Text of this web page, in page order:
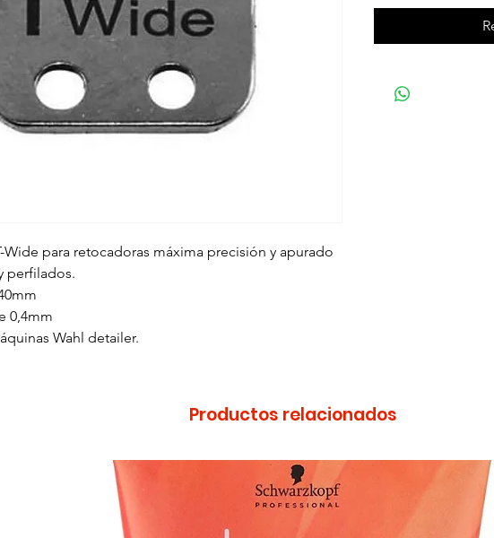
Wide para retocadoras máxima precisión y apurado
perfilados.
0,4mm
Wahl detailer.
Productos relacionados